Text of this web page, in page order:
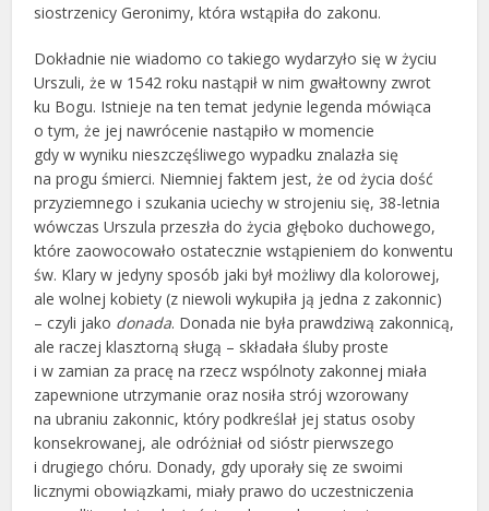
siostrzenicy Geronimy, która wstąpiła do zakonu.
Dokładnie nie wiadomo co takiego wydarzyło się w życiu
Urszuli, że w 1542 roku nastąpił w nim gwałtowny zwrot
ku Bogu. Istnieje na ten temat jedynie legenda mówiąca
o tym, że jej nawrócenie nastąpiło w momencie
gdy w wyniku nieszczęśliwego wypadku znalazła się
na progu śmierci. Niemniej faktem jest, że od życia dość
przyziemnego i szukania uciechy w strojeniu się, 38-letnia
wówczas Urszula przeszła do życia głęboko duchowego,
które zaowocowało ostatecznie wstąpieniem do konwentu
św. Klary w jedyny sposób jaki był możliwy dla kolorowej,
ale wolnej kobiety (z niewoli wykupiła ją jedna z zakonnic)
– czyli jako donada. Donada nie była prawdziwą zakonnicą,
ale raczej klasztorną sługą – składała śluby proste
i w zamian za pracę na rzecz wspólnoty zakonnej miała
zapewnione utrzymanie oraz nosiła strój wzorowany
na ubraniu zakonnic, który podkreślał jej status osoby
konsekrowanej, ale odróżniał od sióstr pierwszego
i drugiego chóru. Donady, gdy uporały się ze swoimi
licznymi obowiązkami, miały prawo do uczestniczenia